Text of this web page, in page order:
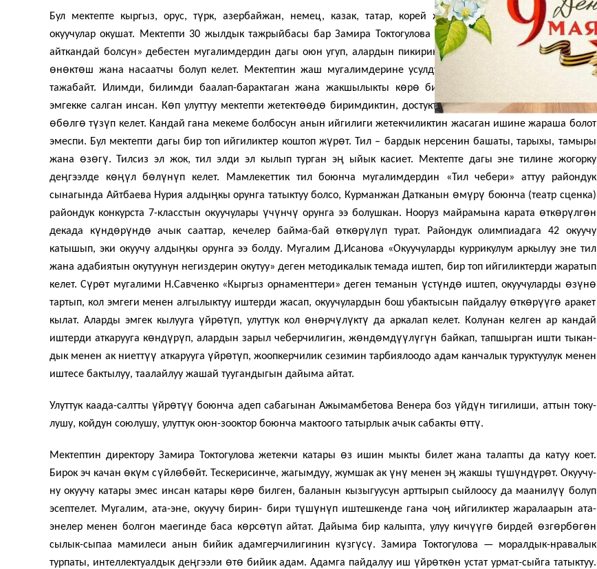
Бул мектепте кыргыз, орус, түрк, азербайжан, немец, казак, татар, корей жанаөзбек сыяктуу көп улуттуу
окуучулар окушат. Мектепти 30 жылдык тажрыйбасы бар Замира Ток­тогулова жетектейт. Ал «Менин айтканым
айткандай болсун» дебестен мугалимдердин дагы оюн угуп, алардын пикирин сыйлап, аларга тарбиячы дагы,
өнөктөш жана насаатчы болуп келет. Мектептин жаш мугалим­дерине усулдук к үүдөн эч
тажабайт. Илим­ди, билимди баалап-барактаган жана жакшылыкты көрө билген, бар к
эмгекке салган инсан. Көп улуттуу мек­тепти жетектөөдө биримдиктин, достуктун, ынтымактынөрүш алышына
өбөлгө түзүп келет. Кандай гана мекеме болбосун анын ийгилиги жетекчиликтин жасаган ишине жараша болот
эмеспи. Бул мектепти дагы бир топ ийгиликтер коштоп жүрөт. Тил – бардык нерсенин ба­шаты, тарыхы, тамыры
жана өзөгү. Тилсиз эл жок, тил элди эл кылып турган эӊыйык касиет. Мектепте дагы эне тилине жо­горку
деӊгээлде көӊүл бөлүнүп келет. Мамлекеттик тил боюнча мугалимдердин «Тил чебери» аттуу райондук
сынагында Айт­баева Нурия алдыӊкы орунга татыктуу болсо, Курманжан Датканынөмүрү боюнча (те­атр сценка)
райондук конкурста 7-класстын окуучулары үчүнчү орунга ээ болушкан. Нооруз май­рамына карата өткөрүлгөн
де­када күндөрүндө ачык сааттар, кечелер байма-байөткөрүлүп турат. Райондук олимпиадага 42 окуучу
катышып, эки окуучу алдыӊкы орунга ээ болду. Му­галим Д.Исанова «Окуучулар­ды куррикулум аркылуу эне тил
жана адабиятын окутуунун не­гиздерин окутуу» деген мето­дикалык темада иштеп, бир топ ийгиликтерди жаратып
келет. Сүрөт мугалими Н.Савченко «Кыргыз орнаменттери» деген теманын үстүндө иштеп, окуучу­ларды өзүнө
тартып, кол эмгеги менен алгылыктуу иштерди жа­сап, окуучулардын бош убакты­сын пайдалууөткөрүүгө аракет
кылат. Аларды эмгек кылууга үйрөтүп, улуттук кол өнөрчүлүктү да аркалап келет. Колунан кел­ген ар кандай
иштерди аткару­уга көндүрүп, алардын зарыл чеберчилигин, жөндөмдүүлүгүн байкап, тапшырган ишти тыкан­
дык менен ак ниеттүү аткарууга үйрөтүп, жоопкерчилик сезимин тарбиялоодо адам канчалык ту­руктуулук менен
иштесе бакты­луу, таалайлуу жашай тууганды­гын дайыма айтат.
Улуттук каада-салттыүйрөтүү боюнча адеп са­багынан Ажымамбетова Венера бозүйдүн тигилиши, аттын току­
лушу, койдун союлушу, улуттук оюн-зооктор боюнча мактоого татырлык ачык сабакты өттү.
Мектептин директору Замира Токтогулова жетекчи катарыөз ишин мыкты билет жана талапты да катуу коет.
Бирок эч качанөкүм сүйлөбөйт. Тескерисинче, жагымдуу, жумшак акүнү менен эӊ жакшы түшүндүрөт. Окуучу­
ну окуучу катары эмес инсан катары көрө билген, баланын кызыгуусун арттырып сыйлоосу да маанилүү болуп
эсептелет. Мугалим, ата-эне, окуучу бирин- бири түшүнүп иштешкенде гана чоӊийгиликтер жаралаарын ата-
энелер менен болгон маегинде баса көрсөтүп айтат. Дайыма бир калыпта, улуу кичүүгө бирдей өзгөрбөгөн
сылык-сыпаа мами­леси анын бийик адамгерчилиги­нин күзгүсү. Замира Токтогулова — моралдык-нравалык
турпаты, интеллектуалдык деӊгээли өтө бийик адам. Адамга пайдалуу ишүйрөткөн устат урмат-сыйга татыктуу.